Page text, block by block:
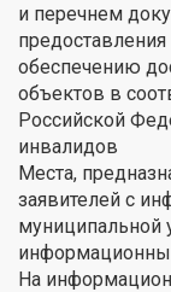
и перечнем
обеспечению
объектов в
Российской
инвалидов
Места,
заявителей с
муниципальной
На